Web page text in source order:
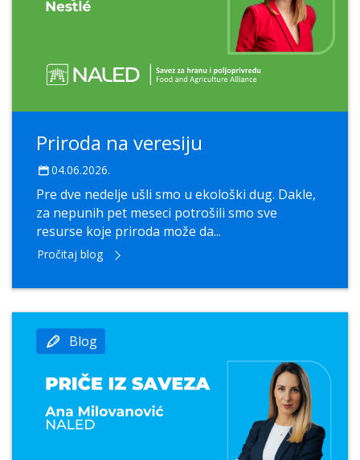
Priroda na veresiju
04.06.2026.
Pre dve nedelje ušli smo u ekološki dug. Dakle,
za nepunih pet meseci potrošili smo sve
resurse koje priroda može da...
Pročitaj blog
Blog